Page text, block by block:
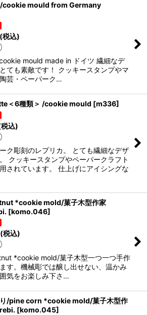
cookie mould from Germany
(税込)
mould made in ドイツ 繊細なデ
ても素敵です！ クッキースタンプやマ
芸・ペーパーク…
＜6種類＞ /cookie mould [m336]
込)
ク彫刻のレプリカ。 とても繊細なデザ
クッキースタンプやペーパークラフト
されています。 仕上げにアイシングな
*cookie mold/菓子木型作家
[komo.046]
(税込)
*cookie mold/菓子木型一つ一つ手作
す。機械彫では醸し出せない、温かみ
気をお楽しみ下さ…
/pine corn *cookie mold/菓子木型作
[komo.045]